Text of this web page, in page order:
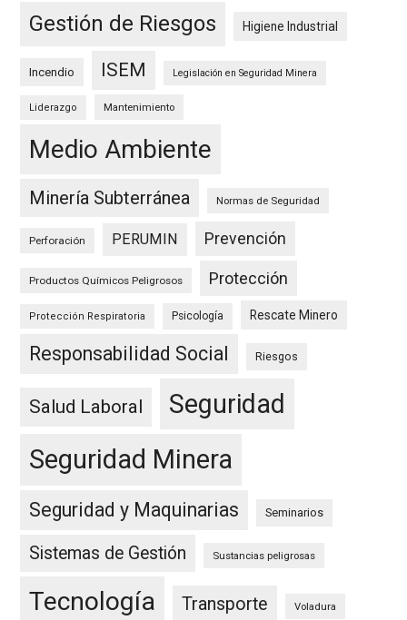
Gestión de Riesgos Higiene Industrial
Incendio ISEM Legislación en Seguridad Minera
Liderazgo Mantenimiento
Medio Ambiente
Minería Subterránea Normas de Seguridad
Perforación PERUMIN Prevención
Productos Químicos Peligrosos Protección
Protección Respiratoria Psicología Rescate Minero
Responsabilidad Social Riesgos
Salud Laboral
Seguridad
Seguridad Minera
Seguridad y Maquinarias Seminarios
Sistemas de Gestión Sustancias peligrosas
Tecnología Transporte Voladura